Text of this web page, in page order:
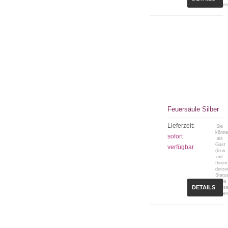
Feuersäule Silber
Lieferzeit:
sofort
verfügbar
Sie
als
Gast
(bzw.
mit
Ihrem
keine
DETAILS